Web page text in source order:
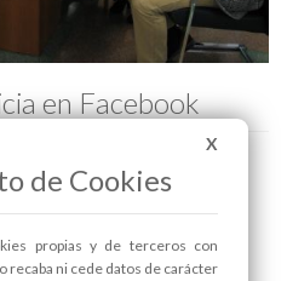
en Facebook
X
de Cookies
propias y de terceros con
recaba ni cede datos de carácter